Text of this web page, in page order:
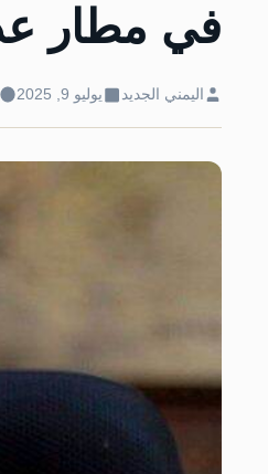
في مطار
اليمني الجديد يوليو 9, 2025